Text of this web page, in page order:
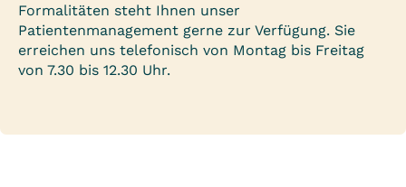
Formalitäten steht Ihnen unser
Patientenmanagement gerne zur Verfügung. Sie
erreichen uns telefonisch von Montag bis Freitag
von 7.30 bis 12.30 Uhr.